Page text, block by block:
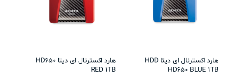
هارد اکسترنال ای دیتا HDD
HD650 BLUE 1TB
هارد اکسترنال ای دیتا HD650
RED 1TB